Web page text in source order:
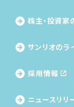
株主・投資家
サンリオのラ
採用情報
ニュースリリ